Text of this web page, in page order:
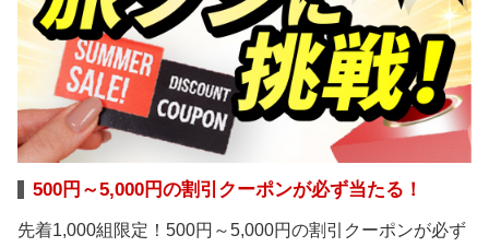
500円～5,000円の割引クーポンが必ず当たる！
先着1,000組限定！500円～5,000円の割引クーポンが必ず